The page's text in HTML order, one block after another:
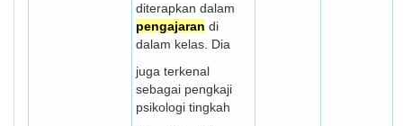
diterapkan dalam
pengajaran di
dalam kelas. Dia
juga terkenal
sebagai pengkaji
psikologi tingkah